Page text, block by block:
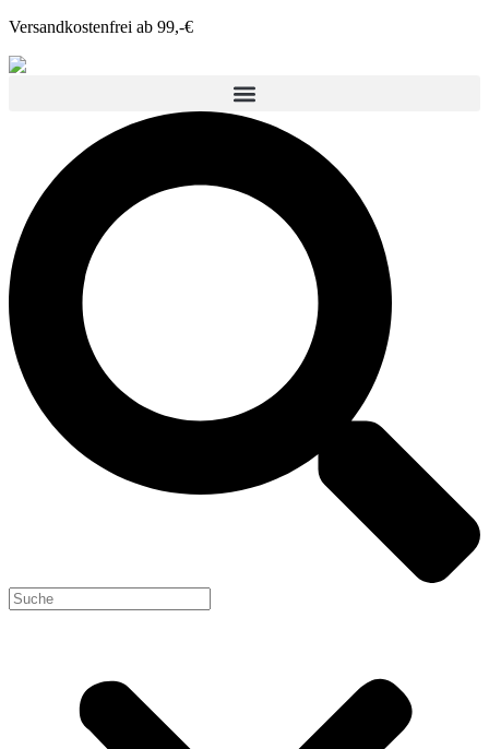
Versandkostenfrei ab 99,-€